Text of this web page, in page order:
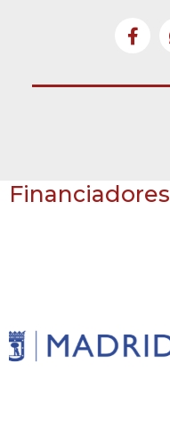
Financiadores